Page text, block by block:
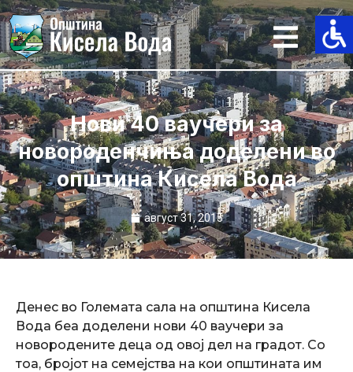
Skip
to
content
Нови 40 ваучери за
новороденчиња доделени во
општина Кисела Вода
август 31, 2015
Денес во Големата сала на општина Кисела
Вода беа доделени нови 40 ваучери за
новородените деца од овој дел на градот. Со
тоа, бројот на семејства на кои општината им